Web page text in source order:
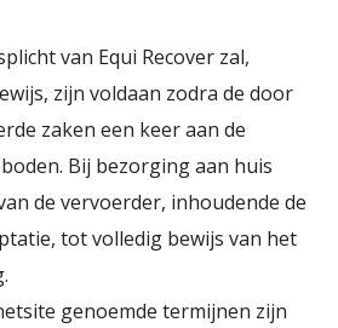
van Equi Recover zal,
zijn voldaan zodra de door
zaken een keer aan de
Bij bezorging aan huis
de vervoerder, inhoudende de
tot volledig bewijs van het
genoemde termijnen zijn